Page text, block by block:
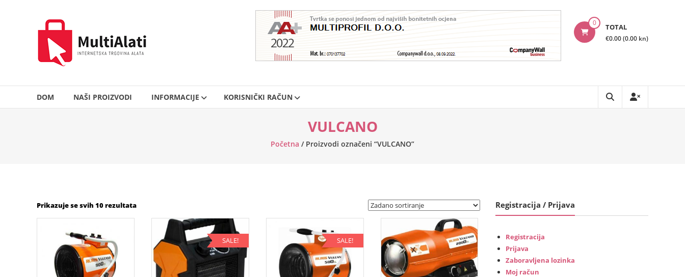
MultiAlati
Internetska
trgovina
alata
0 TOTAL
€0.00 (0.00 kn)
DOM NAŠI PROIZVODI INFORMACIJE KORISNIČKI RAČUN
VULCANO
Početna / Proizvodi označeni “VULCANO”
Prikazuje se svih 10 rezultata
SALE! SALE!
Registracija / Prijava
Registracija
Prijava
Zaboravljena lozinka
Moj račun